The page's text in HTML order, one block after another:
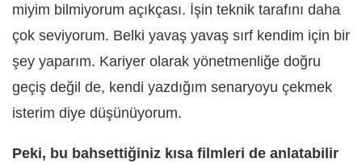
miyim bilmiyorum açıkçası. İşin teknik tarafını daha
çok seviyorum. Belki yavaş yavaş sırf kendim için bir
şey yaparım. Kariyer olarak yönetmenliğe doğru
geçiş değil de, kendi yazdığım senaryoyu çekmek
isterim diye düşünüyorum.
Peki, bu bahsettiğiniz kısa filmleri de anlatabilir